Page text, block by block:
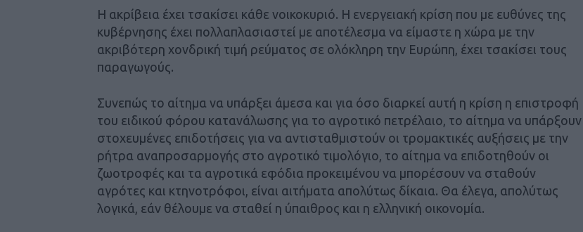
Η ακρίβεια έχει τσακίσει κάθε νοικοκυριό. Η ενεργειακή κρίση που με ευθύνες της
κυβέρνησης έχει πολλαπλασιαστεί με αποτέλεσμα να είμαστε η χώρα με την
ακριβότερη χονδρική τιμή ρεύματος σε ολόκληρη την Ευρώπη, έχει τσακίσει τους
παραγωγούς.
Συνεπώς το αίτημα να υπάρξει άμεσα και για όσο διαρκεί αυτή η κρίση η επιστροφή
του ειδικού φόρου κατανάλωσης για το αγροτικό πετρέλαιο, το αίτημα να υπάρξουν
στοχευμένες επιδοτήσεις για να αντισταθμιστούν οι τρομακτικές αυξήσεις με την
ρήτρα αναπροσαρμογής στο αγροτικό τιμολόγιο, το αίτημα να επιδοτηθούν οι
ζωοτροφές και τα αγροτικά εφόδια προκειμένου να μπορέσουν να σταθούν
αγρότες και κτηνοτρόφοι, είναι αιτήματα απολύτως δίκαια. Θα έλεγα, απολύτως
λογικά, εάν θέλουμε να σταθεί η ύπαιθρος και η ελληνική οικονομία.